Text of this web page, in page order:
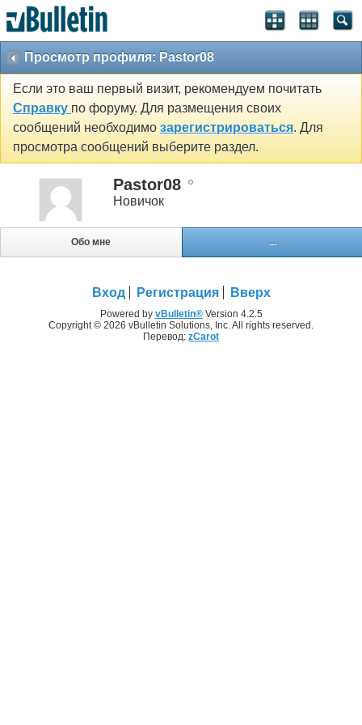
Просмотр профиля: Pastor08
Если это ваш первый визит, рекомендуем почитать
Справку по форуму. Для размещения своих
сообщений необходимо зарегистрироваться. Для
просмотра сообщений выберите раздел.
Pastor08
Новичок
Обо мне ...
Вход Регистрация Вверх
Powered by vBulletin®Version 4.2.5
Copyright © 2026 vBulletin Solutions, Inc. All rights reserved.
Перевод: zCarot